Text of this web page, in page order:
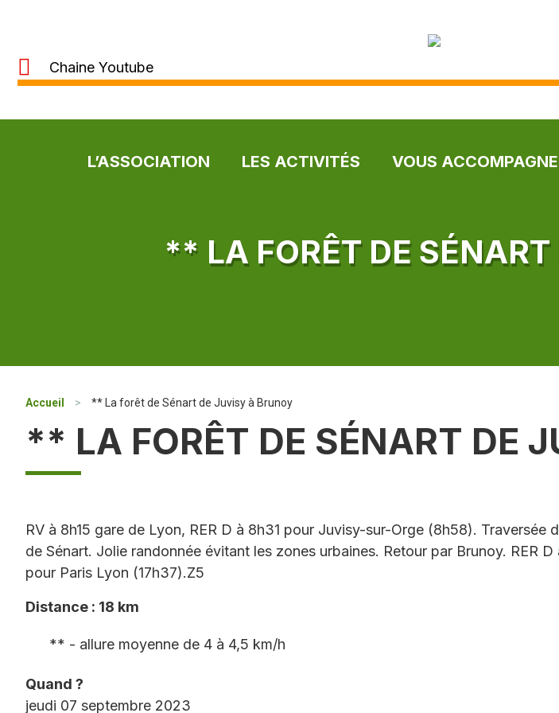
Chaine Youtube
L’ASSOCIATION LES ACTIVITÉS VOUS
** LA FORÊT DE
Accueil > ** La forêt de Sénart de Juvisy à Brunoy
** LA FORÊT DE SÉNART DE
RV à 8h15 gare de Lyon, RER D à 8h31 pour Juvisy-sur-Orge (8h58). Traversée
de Sénart. Jolie randonnée évitant les zones urbaines. Retour par Brunoy. RER D
pour Paris Lyon (17h37).Z5
Distance : 18 km
** - allure moyenne de 4 à 4,5 km/h
Quand ?
jeudi 07 septembre 2023